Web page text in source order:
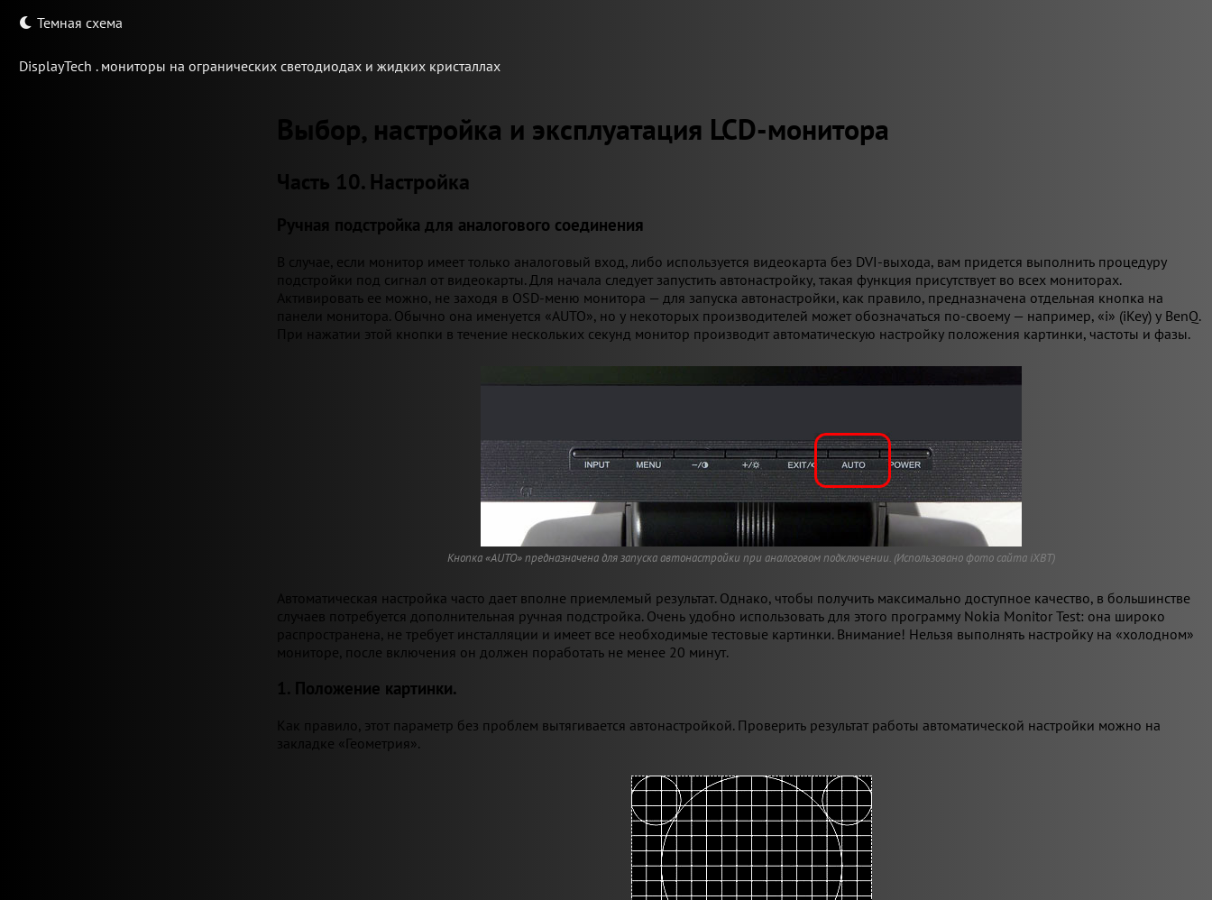
Темная схема
DisplayTech . мониторы на огранических светодиодах и жидких кристаллах
Выбор, настройка и эксплуатация LCD-монитора
Часть 10. Настройка
Ручная подстройка для аналогового соединения
В случае, если монитор имеет только аналоговый вход, либо используется видеокарта без DVI-выхода, вам придется выполнить процедуру
подстройки под сигнал от видеокарты. Для начала следует запустить автонастройку, такая функция присутствует во всех мониторах.
Активировать ее можно, не заходя в OSD-меню монитора — для запуска автонастройки, как правило, предназначена отдельная кнопка на
панели монитора. Обычно она именуется «AUTO», но у некоторых производителей может обозначаться по-своему — например, «i» (iKey) у BenQ.
При нажатии этой кнопки в течение нескольких секунд монитор производит автоматическую настройку положения картинки, частоты и фазы.
Кнопка «AUTO» предназначена для запуска автонастройки при аналоговом подключении. (Использовано фото сайта iXBT)
Автоматическая настройка часто дает вполне приемлемый результат. Однако, чтобы получить максимально доступное качество, в большинстве
случаев потребуется дополнительная ручная подстройка. Очень удобно использовать для этого программу Nokia Monitor Test: она широко
распространена, не требует инсталляции и имеет все необходимые тестовые картинки. Внимание! Нельзя выполнять настройку на «холодном»
мониторе, после включения он должен поработать не менее 20 минут.
1. Положение картинки.
Как правило, этот параметр без проблем вытягивается автонастройкой. Проверить результат работы автоматической настройки можно на
закладке «Геометрия».